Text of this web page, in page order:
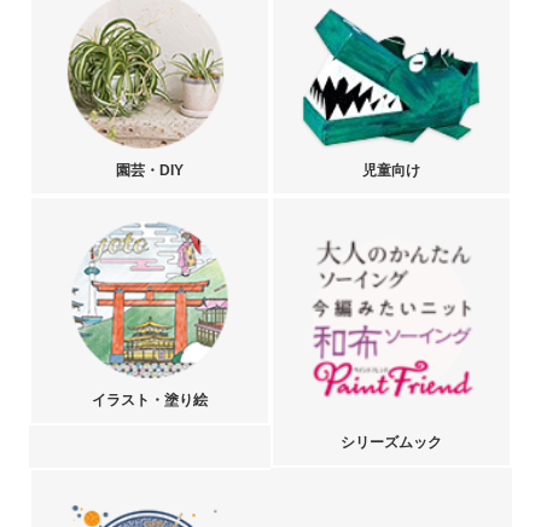
園芸・DIY 児童向け
イラスト・塗り絵
シリーズムック